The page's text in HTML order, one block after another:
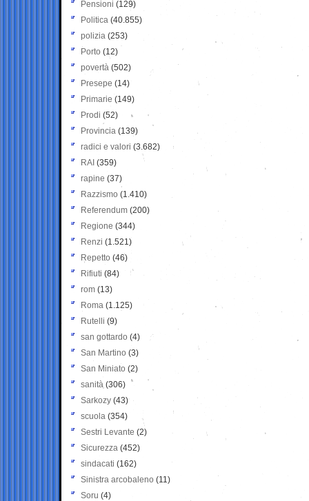
Pensioni (129)
Politica (40.855)
polizia (253)
Porto (12)
povertà (502)
Presepe (14)
Primarie (149)
Prodi (52)
Provincia (139)
radici e valori (3.682)
RAI (359)
rapine (37)
Razzismo (1.410)
Referendum (200)
Regione (344)
Renzi (1.521)
Repetto (46)
Rifiuti (84)
rom (13)
Roma (1.125)
Rutelli (9)
san gottardo (4)
San Martino (3)
San Miniato (2)
sanità (306)
Sarkozy (43)
scuola (354)
Sestri Levante (2)
Sicurezza (452)
sindacati (162)
Sinistra arcobaleno (11)
Soru (4)